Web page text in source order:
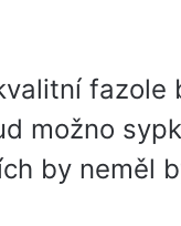
fazole
možno
by neměl